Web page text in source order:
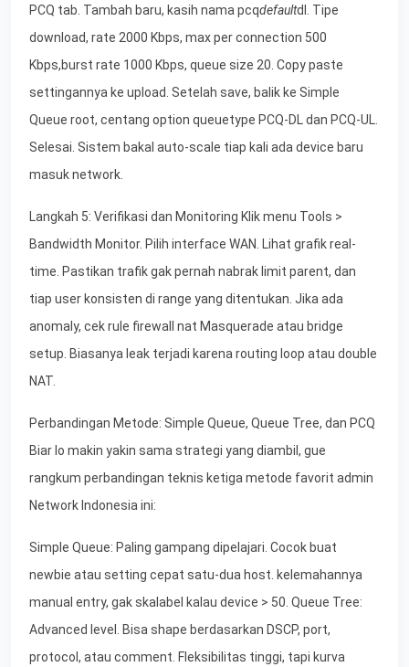
PCQ tab. Tambah baru, kasih nama pcqdefaultdl. Tipe
download, rate 2000 Kbps, max per connection 500
Kbps,burst rate 1000 Kbps, queue size 20. Copy paste
settingannya ke upload. Setelah save, balik ke Simple
Queue root, centang option queuetype PCQ-DL dan PCQ-UL.
Selesai. Sistem bakal auto-scale tiap kali ada device baru
masuk network.
Langkah 5: Verifikasi dan Monitoring Klik menu Tools >
Bandwidth Monitor. Pilih interface WAN. Lihat grafik real-
time. Pastikan trafik gak pernah nabrak limit parent, dan
tiap user konsisten di range yang ditentukan. Jika ada
anomaly, cek rule firewall nat Masquerade atau bridge
setup. Biasanya leak terjadi karena routing loop atau double
NAT.
Perbandingan Metode: Simple Queue, Queue Tree, dan PCQ
Biar lo makin yakin sama strategi yang diambil, gue
rangkum perbandingan teknis ketiga metode favorit admin
Network Indonesia ini:
Simple Queue: Paling gampang dipelajari. Cocok buat
newbie atau setting cepat satu-dua host. kelemahannya
manual entry, gak skalabel kalau device > 50. Queue Tree:
Advanced level. Bisa shape berdasarkan DSCP, port,
protocol, atau comment. Fleksibilitas tinggi, tapi kurva